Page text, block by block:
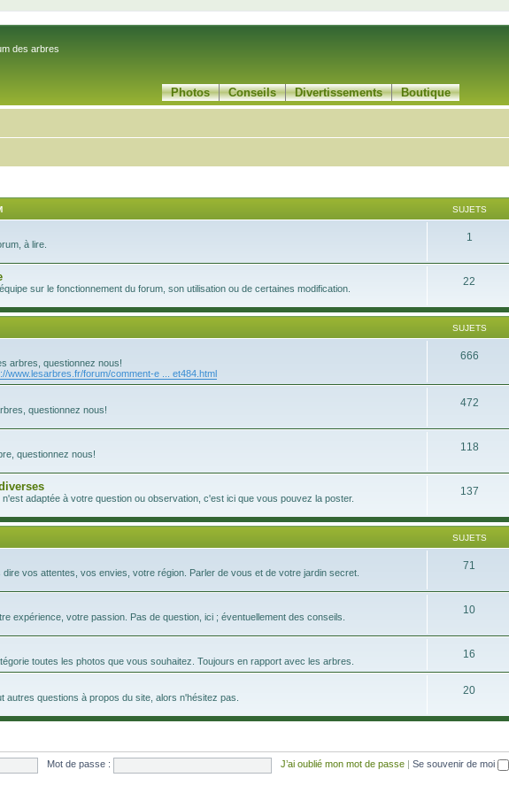
des arbres
Photos Conseils Divertissements Boutique
SUJETS
à lire.
1
sur le fonctionnement du forum, son utilisation ou de certaines modification.
22
SUJETS
arbres, questionnez nous!
www.lesarbres.fr/forum/comment-e ... et484.html
666
questionnez nous!
472
questionnez nous!
118
adaptée à votre question ou observation, c'est ici que vous pouvez la poster.
137
SUJETS
vos attentes, vos envies, votre région. Parler de vous et de votre jardin secret.
71
expérience, votre passion. Pas de question, ici ; éventuellement des conseils.
10
toutes les photos que vous souhaitez. Toujours en rapport avec les arbres.
16
autres questions à propos du site, alors n'hésitez pas.
20
Mot de passe : J’ai oublié mon mot de passe Se souvenir de moi